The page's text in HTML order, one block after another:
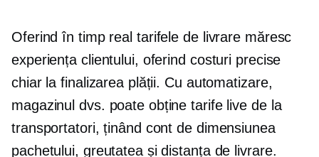
Oferindîn timp real tarifele de livrare măresc
experiența clientului, oferind costuri precise
chiar la finalizarea plății. Cu automatizare,
magazinul dvs. poate obține tarife live de la
transportatori, ținând cont de dimensiunea
pachetului, greutatea și distanța de livrare.